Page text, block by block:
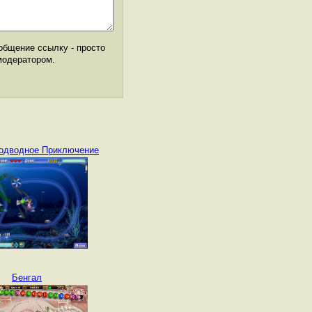
ссылку - просто
Приключение
Бенгал